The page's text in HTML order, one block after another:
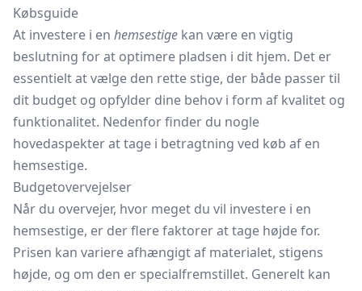
Købsguide
At investere i en hemsestige kan være en vigtig
beslutning for at optimere pladsen i dit hjem. Det er
essentielt at vælge den rette stige, der både passer til
dit budget og opfylder dine behov i form af kvalitet og
funktionalitet. Nedenfor finder du nogle
hovedaspekter at tage i betragtning ved køb af en
hemsestige.
Budgetovervejelser
Når du overvejer, hvor meget du vil investere i en
hemsestige, er der flere faktorer at tage højde for.
Prisen kan variere afhængigt af materialet, stigens
højde, og om den er specialfremstillet. Generelt kan